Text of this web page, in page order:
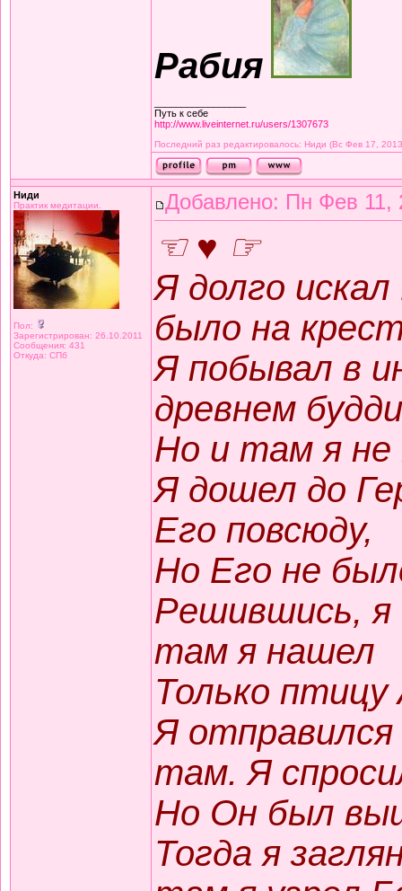
Рабия
Путь к себе
http://www.liveinternet.ru/users/1307673
Последний раз редактировалось: Ниди (Вс Фев 17,
Ниди
Практик медитации.
Пол:
Зарегистрирован: 26.10.2011
Сообщения: 431
Откуда: СПб
Добавлено: Пн Фев 11,
☜ ♥ ☞
Я долго
было на
Я побывал в
древнем
Но и там я не
Я дошел до
Его повсюду,
Но Его не
Решившись, я
там я нашел
Только птицу
Я
там. Я
Но Он был
Тогда я